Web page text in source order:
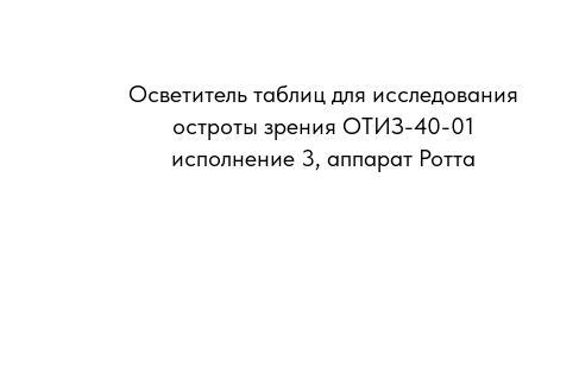
Осветитель таблиц для исследования
остроты зрения ОТИЗ-40-01
исполнение 3, аппарат Ротта